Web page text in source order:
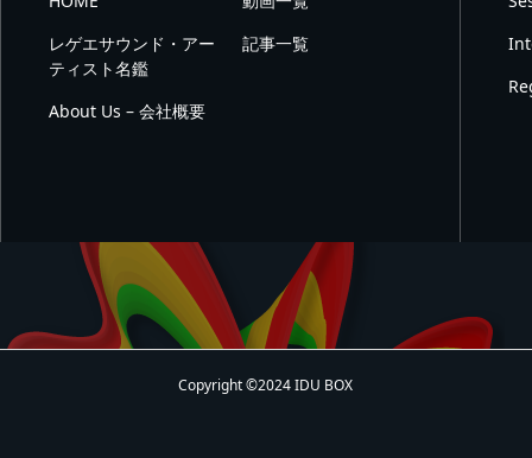
レゲエサウンド・アー
ティスト名鑑
記事一覧
About Us – 会社概要
Copyright ©2024 IDU BOX